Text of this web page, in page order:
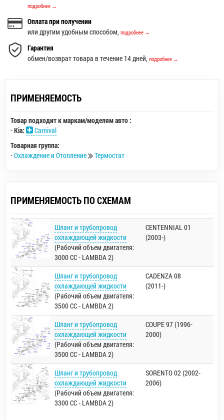
подробнее →
Оплата при получении
или другим удобным способом, подробнее →
Гарантия
обмен/возврат товара в течение 14 дней, подробнее →
ПРИМЕНЯЕМОСТЬ
Товар подходит к маркам/моделям авто :
-Kia:
Carnival
Товарная группа:
-Охлаждение и Отопление Термостат
ПРИМЕНЯЕМОСТЬ ПО СХЕМАМ
Шланг и трубопровод
охлаждающей жидкости
(Рабочий объем двигателя:
3000 CC - LAMBDA 2)
CENTENNIAL 01
(2003-)
Шланг и трубопровод
охлаждающей жидкости
(Рабочий объем двигателя:
3500 CC - LAMBDA 2)
CADENZA 08
(2011-)
Шланг и трубопровод
охлаждающей жидкости
(Рабочий объем двигателя:
3500 CC - LAMBDA 2)
COUPE 97 (1996-
2000)
Шланг и трубопровод
охлаждающей жидкости
(Рабочий объем двигателя:
3300 CC - LAMBDA 2)
SORENTO 02 (2002-
2006)